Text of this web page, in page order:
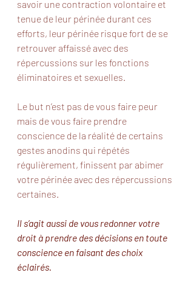
savoir une contraction volontaire et
tenue de leur périnée durant ces
efforts, leur périnée risque fort de se
retrouver affaissé avec des
répercussions sur les fonctions
éliminatoires et sexuelles.
Le but n’est pas de vous faire peur
mais de vous faire prendre
conscience de la réalité de certains
gestes anodins qui répétés
régulièrement, finissent par abimer
votre périnée avec des répercussions
certaines.
Il s’agit aussi de vous redonner votre
droit à prendre des décisions en toute
conscience en faisant des choix
éclairés.